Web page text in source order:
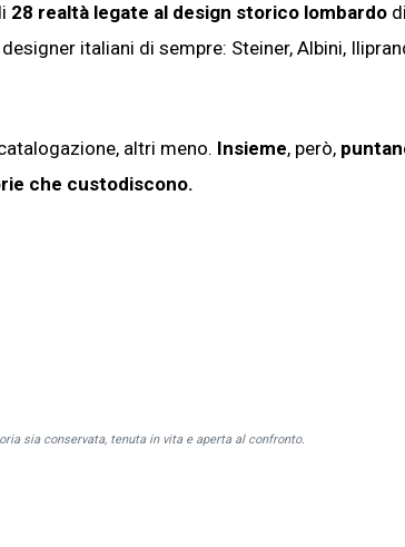
28 realtà legate al design storico lombardo di
italiani di sempre: Steiner, Albini,
altri meno. Insieme, però,
che custodiscono.
sia conservata, tenuta in vita e aperta al confronto.